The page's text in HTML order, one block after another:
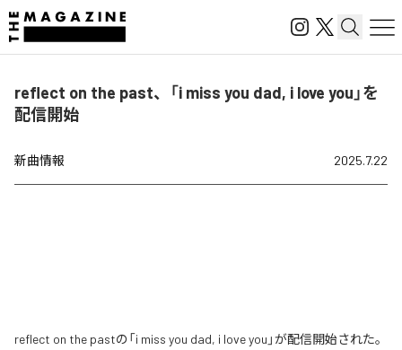
reflect on the past、「i miss you dad, i love you」を
配信開始
新曲情報 2025.7.22
reflect on the pastの「i miss you dad, i love you」が配信開始された。